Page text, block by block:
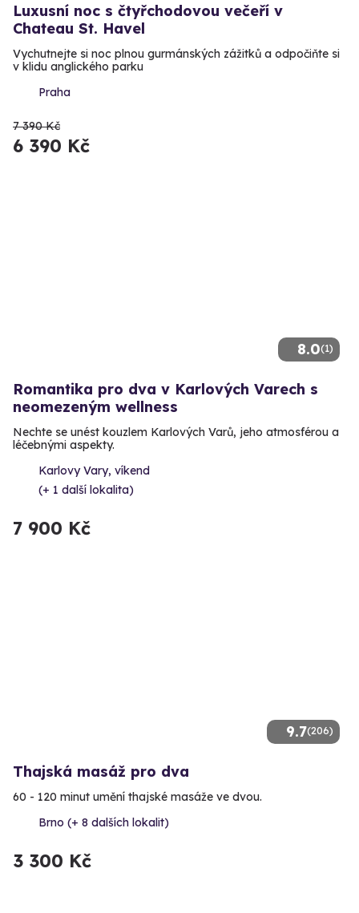
Luxusní noc s čtyřchodovou večeří v
Chateau St. Havel
Vychutnejte si noc plnou gurmánských zážitků a odpočiňte si
v klidu anglického parku
Praha
7 390 Kč
6 390 Kč
8.0(1)
Romantika pro dva v Karlových Varech s
neomezeným wellness
Nechte se unést kouzlem Karlových Varů, jeho atmosférou a
léčebnými aspekty.
Karlovy Vary, víkend
(+ 1 další lokalita)
7 900 Kč
9.7(206)
Thajská masáž pro dva
60 - 120 minut umění thajské masáže ve dvou.
Brno (+ 8 dalších lokalit)
3 300 Kč